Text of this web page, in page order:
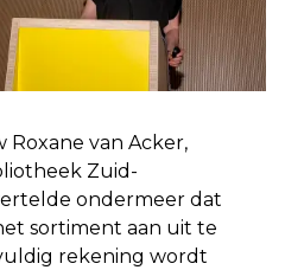
Roxane van Acker,
Zuid-
ondermeer dat
sortiment aan uit te
rekening wordt